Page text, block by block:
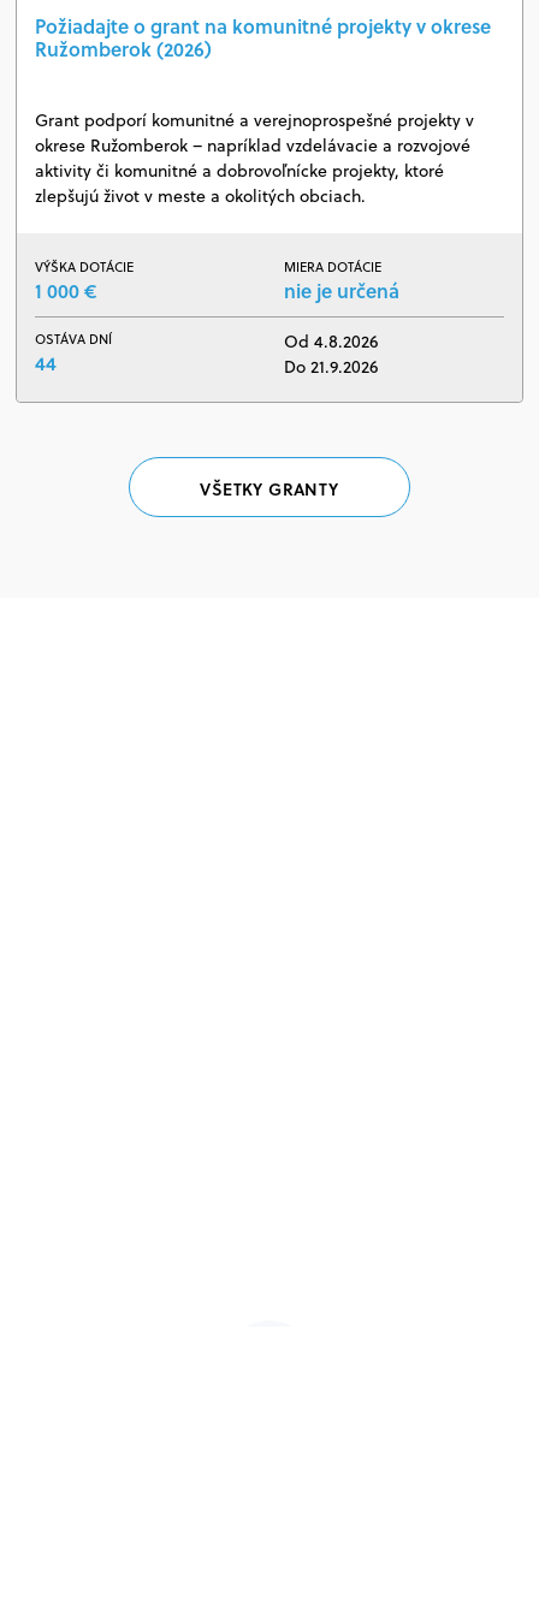
Požiadajte o grant na komunitné projekty v okrese
Ružomberok (2026)
Grant podporí komunitné a verejnoprospešné projekty v
okrese Ružomberok – napríklad vzdelávacie a rozvojové
aktivity či komunitné a dobrovoľnícke projekty, ktoré
zlepšujú život v meste a okolitých obciach.
VÝŠKA DOTÁCIE
1 000 €
MIERA DOTÁCIE
nie je určená
OSTÁVA DNÍ
44
Od 4.8.2026
Do 21.9.2026
VŠETKY GRANTY